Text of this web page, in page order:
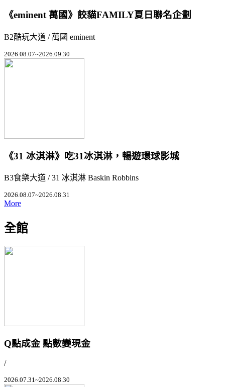
《eminent 萬國》餃貓FAMILY夏日聯名企劃
B2酷玩大道 / 萬國 eminent
2026.08.07~2026.09.30
《31 冰淇淋》吃31冰淇淋，暢遊環球影城
B3食樂大道 / 31 冰淇淋 Baskin Robbins
2026.08.07~2026.08.31
More
全館
Q點成金 點數變現金
/
2026.07.31~2026.08.30